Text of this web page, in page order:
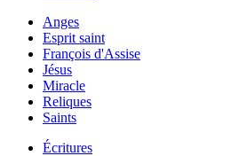
Anges
Esprit saint
François d'Assise
Jésus
Miracle
Reliques
Saints
Écritures